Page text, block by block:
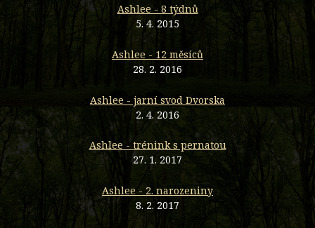
Ashlee - 8 týdnů
5. 4. 2015
Ashlee - 12 měsíců
28. 2. 2016
Ashlee - jarní svod Dvorska
2. 4. 2016
Ashlee - trénink s pernatou
27. 1. 2017
Ashlee - 2. narozeniny
8. 2. 2017